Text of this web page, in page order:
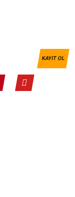
KAYIT OL